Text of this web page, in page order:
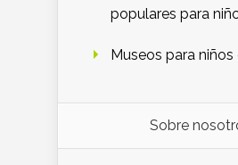
populares para
Museos para niños
Sobre